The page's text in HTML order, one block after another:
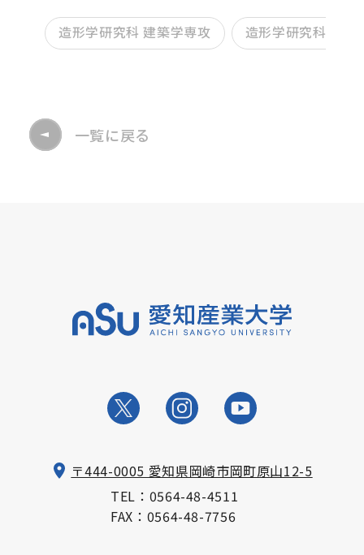
造形学研究科 建築学専攻 造形学研究科 デザ
一覧に戻る
〒444-0005 愛知県岡崎市岡町原山12-5
TEL： 0564-48-4511
FAX：0564-48-7756